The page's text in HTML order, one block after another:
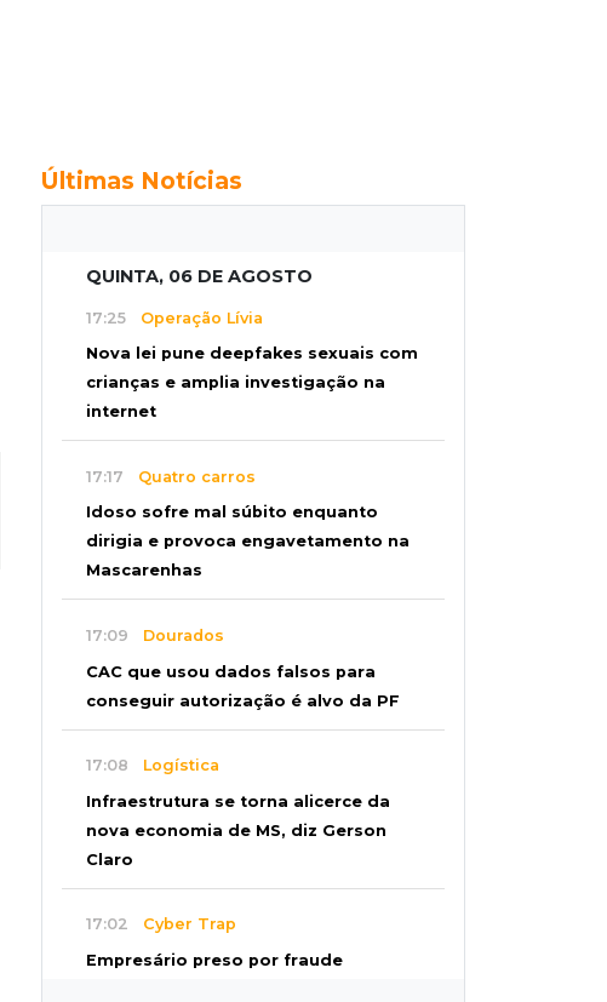
Últimas Notícias
QUINTA, 06 DE AGOSTO
17:25 Operação Lívia
Nova lei pune deepfakes sexuais com
crianças e amplia investigação na
internet
17:17 Quatro carros
Idoso sofre mal súbito enquanto
dirigia e provoca engavetamento na
Mascarenhas
17:09 Dourados
CAC que usou dados falsos para
conseguir autorização é alvo da PF
17:08 Logística
Infraestrutura se torna alicerce da
nova economia de MS, diz Gerson
Claro
17:02 Cyber Trap
Empresário preso por fraude